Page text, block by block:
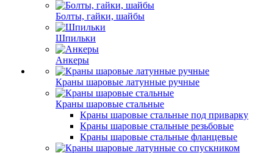
Болты, гайки, шайбы
Шпильки
Анкеры
Краны шаровые латунные ручные
Краны шаровые стальные
Краны шаровые стальные под приварку
Краны шаровые стальные резьбовые
Краны шаровые стальные фланцевые